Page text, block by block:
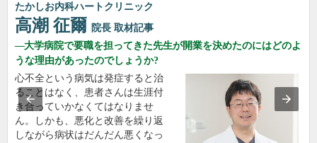
たかしお内科ハートクリニック
高潮 征爾 院長 取材記事
大学病院で要職を担ってきた先生が開業を決めたのにはどのよ
うな理由があったのでしょうか?
心不全という病気は発症すると治
ることはなく、患者さんは生涯付
き合っていかなくてはなりませ
ん。しかも、悪化と改善を繰り返
しながら病状はだんだん悪くなっ